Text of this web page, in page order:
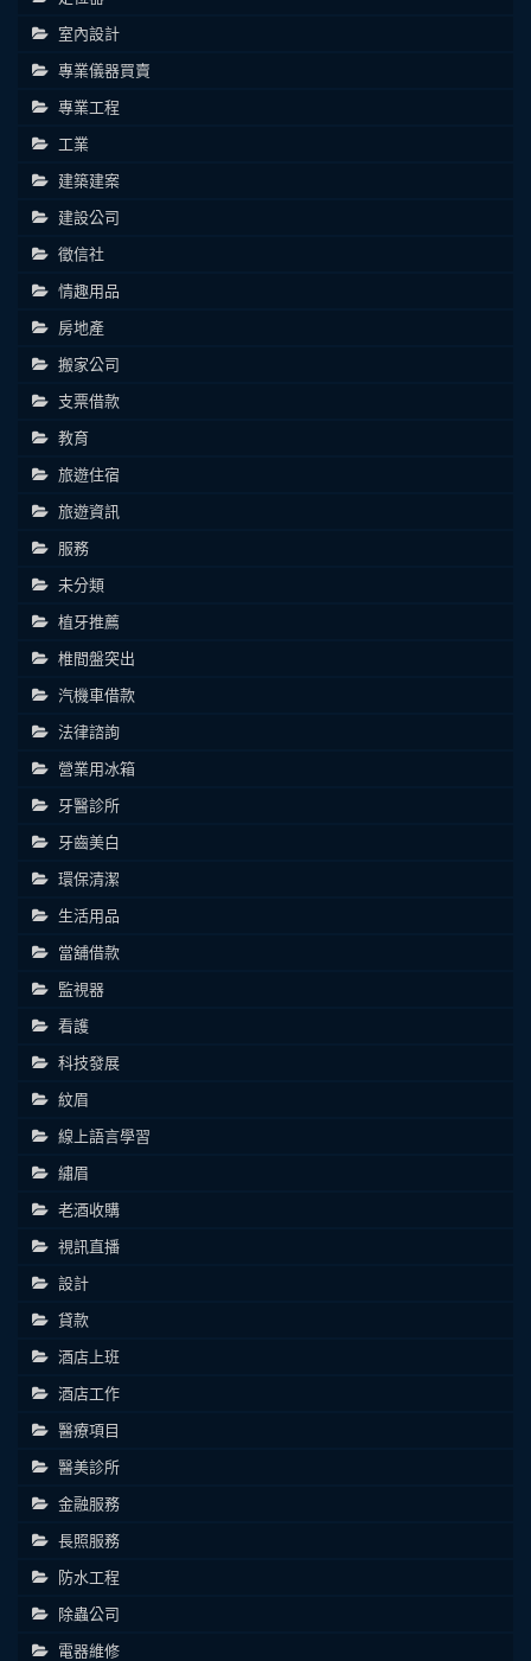
室內設計
專業儀器買賣
專業工程
工業
建築建案
建設公司
徵信社
情趣用品
房地產
搬家公司
支票借款
教育
旅遊住宿
旅遊資訊
服務
未分類
植牙推薦
椎間盤突出
汽機車借款
法律諮詢
營業用冰箱
牙醫診所
牙齒美白
環保清潔
生活用品
當舖借款
監視器
看護
科技發展
紋眉
線上語言學習
繡眉
老酒收購
視訊直播
設計
貸款
酒店上班
酒店工作
醫療項目
醫美診所
金融服務
長照服務
防水工程
除蟲公司
電器維修